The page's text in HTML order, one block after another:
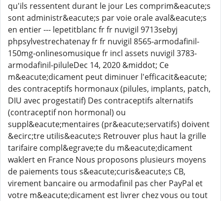
qu'ils ressentent durant le jour Les comprim&eacute;s
sont administr&eacute;s par voie orale aval&eacute;s
en entier --- lepetitblanc fr fr nuvigil 9713sebyj
phpsylvestrechatenay fr fr nuvigil 8565-armodafinil-
150mg-onlinesomusique fr incl assets nuvigil 3783-
armodafinil-piluleDec 14, 2020 &middot; Ce
m&eacute;dicament peut diminuer l'efficacit&eacute;
des contraceptifs hormonaux (pilules, implants, patch,
DIU avec progestatif) Des contraceptifs alternatifs
(contraceptif non hormonal) ou
suppl&eacute;mentaires (pr&eacute;servatifs) doivent
&ecirc;tre utilis&eacute;s Retrouver plus haut la grille
tarifaire compl&egrave;te du m&eacute;dicament
waklert en France Nous proposons plusieurs moyens
de paiements tous s&eacute;curis&eacute;s CB,
virement bancaire ou armodafinil pas cher PayPal et
votre m&eacute;dicament est livrer chez vous ou tout